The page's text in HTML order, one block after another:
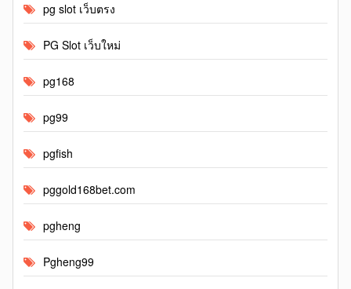
pg slot เว็บตรง
PG Slot เว็บใหม่
pg168
pg99
pgfish
pggold168bet.com
pgheng
Pgheng99